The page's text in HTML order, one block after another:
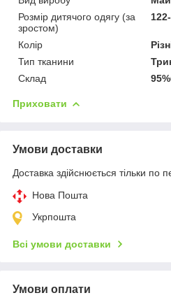
Розмір дитячого одягу (за
зростом)
Колір
Тип тканини
Склад
Приховати
Умови доставки
Доставка здійснюється тільки по
Нова Пошта
Укрпошта
Всі умови доставки
Умови оплати